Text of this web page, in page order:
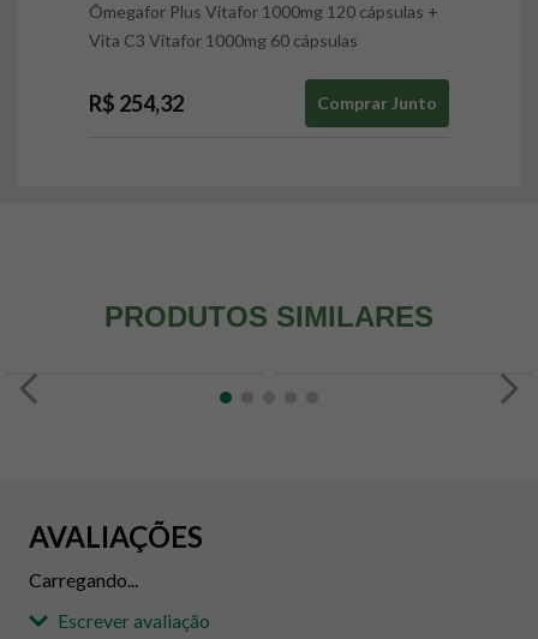
Ômegafor Plus Vitafor 1000mg 120 cápsulas +
Vita C3 Vitafor 1000mg 60 cápsulas
R$ 254,32 Comprar Junto
PRODUTOS SIMILARES
AVALIAÇÕES
Carregando...
Escrever avaliação